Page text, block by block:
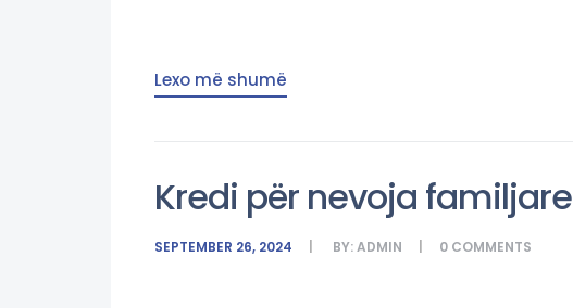
Lexo më shumë
Kredi për nevoja familjare
SEPTEMBER 26, 2024 BY:ADMIN 0 COMMENTS